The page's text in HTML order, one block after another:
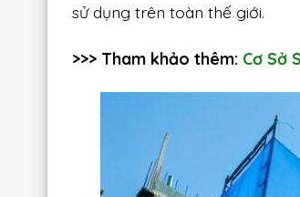
sử dụng trên toàn thế giới.
>>> Tham khảo thêm: Cơ Sở